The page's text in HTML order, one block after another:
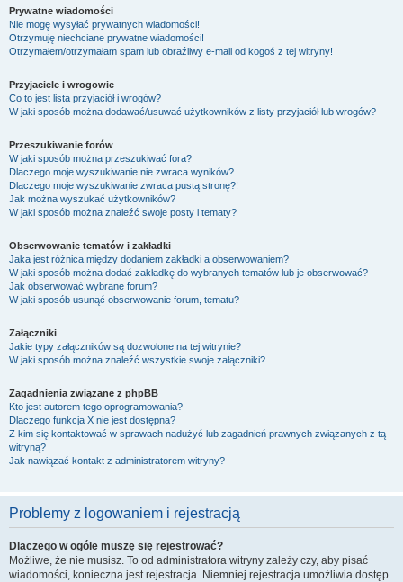
Prywatne wiadomości
Nie mogę wysyłać prywatnych wiadomości!
Otrzymuję niechciane prywatne wiadomości!
Otrzymałem/otrzymałam spam lub obraźliwy e-mail od kogoś z tej witryny!
Przyjaciele i wrogowie
Co to jest lista przyjaciół i wrogów?
W jaki sposób można dodawać/usuwać użytkowników z listy przyjaciół lub wrogów?
Przeszukiwanie forów
W jaki sposób można przeszukiwać fora?
Dlaczego moje wyszukiwanie nie zwraca wyników?
Dlaczego moje wyszukiwanie zwraca pustą stronę?!
Jak można wyszukać użytkowników?
W jaki sposób można znaleźć swoje posty i tematy?
Obserwowanie tematów i zakładki
Jaka jest różnica między dodaniem zakładki a obserwowaniem?
W jaki sposób można dodać zakładkę do wybranych tematów lub je obserwować?
Jak obserwować wybrane forum?
W jaki sposób usunąć obserwowanie forum, tematu?
Załączniki
Jakie typy załączników są dozwolone na tej witrynie?
W jaki sposób można znaleźć wszystkie swoje załączniki?
Zagadnienia związane z phpBB
Kto jest autorem tego oprogramowania?
Dlaczego funkcja X nie jest dostępna?
Z kim się kontaktować w sprawach nadużyć lub zagadnień prawnych związanych z tą
witryną?
Jak nawiązać kontakt z administratorem witryny?
Problemy z logowaniem i rejestracją
Dlaczego w ogóle muszę się rejestrować?
Możliwe, że nie musisz. To od administratora witryny zależy czy, aby pisać
wiadomości, konieczna jest rejestracja. Niemniej rejestracja umożliwia dostęp